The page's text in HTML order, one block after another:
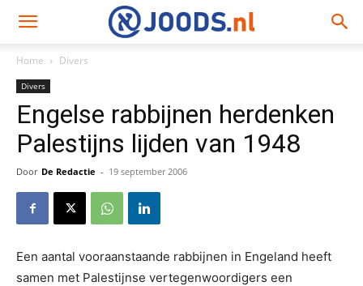
Home Divers
Divers
Engelse rabbijnen herdenken
Palestijns lijden van 1948
Door De Redactie - 19 september 2006
Een aantal vooraanstaande rabbijnen in Engeland heeft
samen met Palestijnse vertegenwoordigers een